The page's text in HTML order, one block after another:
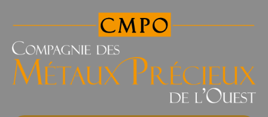
des
Précieux
l'Ouest